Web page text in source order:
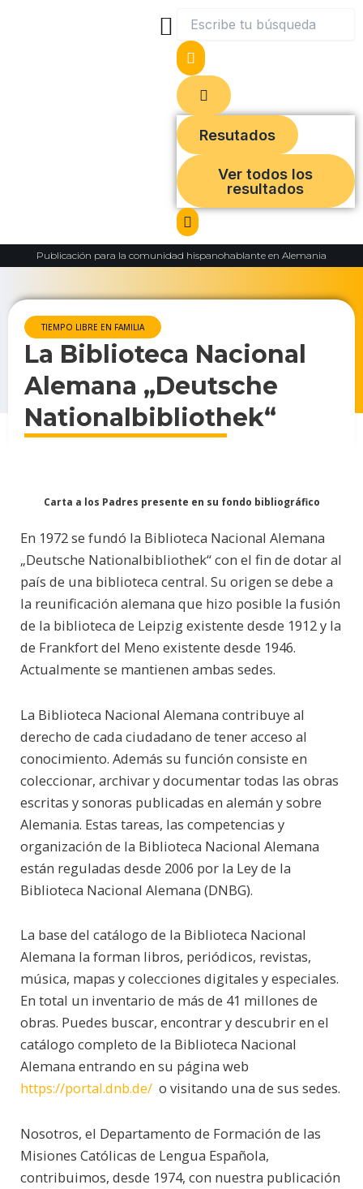
Resutados
Ver todos los
resultados
Publicación para la comunidad hispanohablante en Alemania
TIEMPO LIBRE EN FAMILIA
La Biblioteca Nacional
Alemana „Deutsche
Nationalbibliothek“
Carta a los Padres presente en su fondo bibliográfico
En 1972 se fundó la Biblioteca Nacional Alemana
„Deutsche Nationalbibliothek“ con el fin de dotar al
país de una biblioteca central. Su origen se debe a
la reunificación alemana que hizo posible la fusión
de la biblioteca de Leipzig existente desde 1912 y la
de Frankfort del Meno existente desde 1946.
Actualmente se mantienen ambas sedes.
La Biblioteca Nacional Alemana contribuye al
derecho de cada ciudadano de tener acceso al
conocimiento. Además su función consiste en
coleccionar, archivar y documentar todas las obras
escritas y sonoras publicadas en alemán y sobre
Alemania. Estas tareas, las competencias y
organización de la Biblioteca Nacional Alemana
están reguladas desde 2006 por la Ley de la
Biblioteca Nacional Alemana (DNBG).
La base del catálogo de la Biblioteca Nacional
Alemana la forman libros, periódicos, revistas,
música, mapas y colecciones digitales y especiales.
En total un inventario de más de 41 millones de
obras. Puedes buscar, encontrar y descubrir en el
catálogo completo de la Biblioteca Nacional
Alemana entrando en su página web
https://portal.dnb.de/ o visitando una de sus sedes.
Nosotros, el Departamento de Formación de las
Misiones Católicas de Lengua Española,
contribuimos, desde 1974, con nuestra publicación